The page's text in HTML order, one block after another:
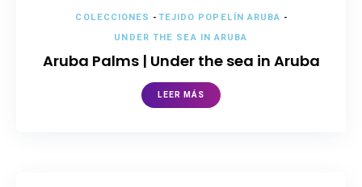
COLECCIONES -TEJIDO POPELÍN ARUBA -
UNDER THE SEA IN ARUBA
Aruba Palms | Under the sea in Aruba
LEER MÁS